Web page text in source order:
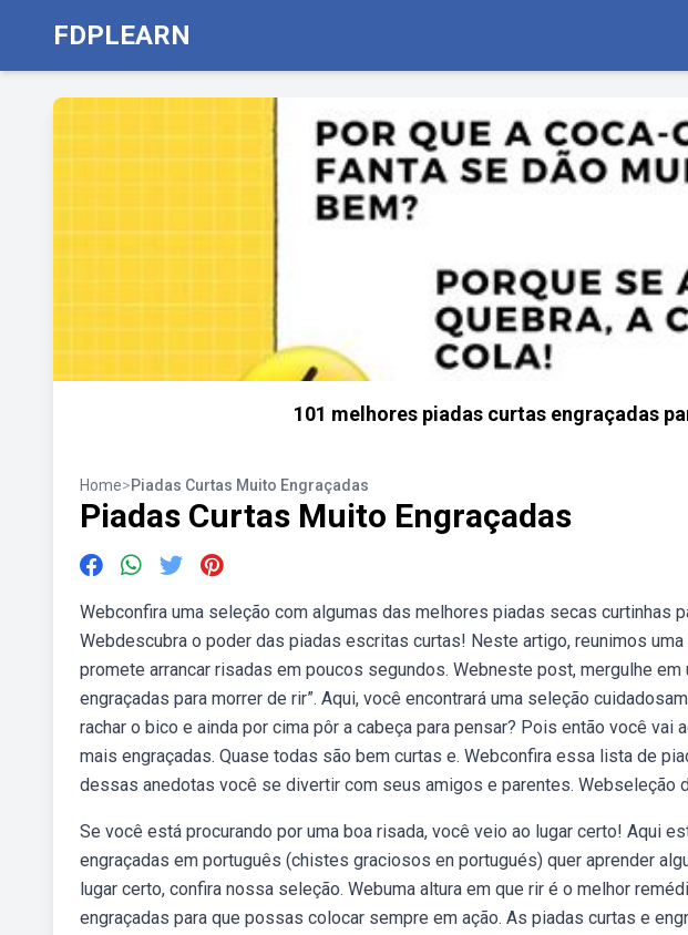
FDPLEARN
101 melhores piadas curtas engraçadas
Home>Piadas Curtas Muito Engraçadas
Piadas Curtas Muito Engraçadas
Webconfira uma seleção com algumas das melhores piadas secas curtinhas
Webdescubra o poder das piadas escritas curtas! Neste artigo, reunimos
promete arrancar risadas em poucos segundos. Webneste post, mergulhe em
engraçadas para morrer de rir”. Aqui, você encontrará uma seleção
rachar o bico e ainda por cima pôr a cabeça para pensar? Pois então você
mais engraçadas. Quase todas são bem curtas e. Webconfira essa lista de
dessas anedotas você se divertir com seus amigos e parentes. Webseleção
Se você está procurando por uma boa risada, você veio ao lugar certo! Aqui
engraçadas em português (chistes graciosos en portugués) quer aprender
lugar certo, confira nossa seleção. Webuma altura em que rir é o melhor
engraçadas para que possas colocar sempre em ação. As piadas curtas e